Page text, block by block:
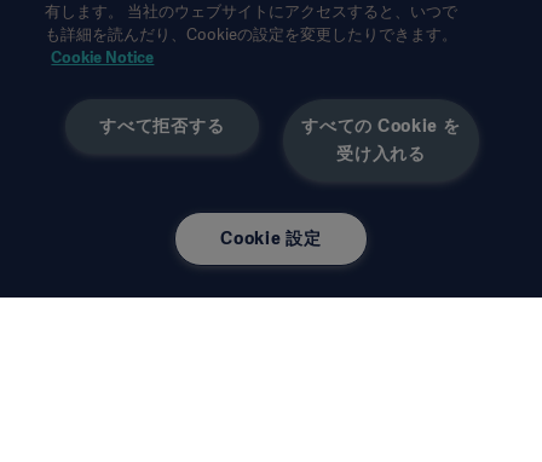
基づいて行われたいかなる者の行為または不作為に対しても、一
切の責任または義務を負いません。ご使用になられる場合は、ご
自身の責任において行ってください。
きない、または許可されていない場合があります。ゲティンゲの
書面による許可なく、本情報の全部または一部を複製または使用
しもゲティンゲの見解を反映、代表するものではありません。
有します。 当社のウェブサイトにアクセスすると、いつで
も詳細を読んだり、Cookieの設定を変更したりできます。
Cookie Notice
すべての Cookie を
受け入れる
すべて拒否する
Cookie 設定